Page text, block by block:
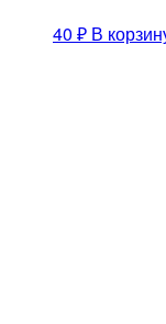
40 ₽ В